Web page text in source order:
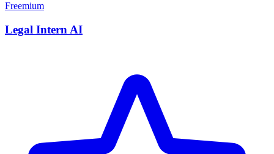
Freemium
Legal Intern AI